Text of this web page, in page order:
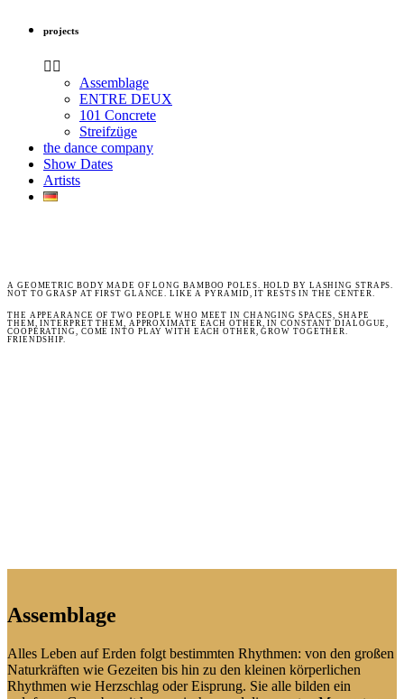
projects
Assemblage
ENTRE DEUX
101 Concrete
Streifzüge
the dance company
Show Dates
Artists
A GEOMETRIC BODY MADE OF LONG BAMBOO POLES. HOLD BY LASHING STRAPS.
NOT TO GRASP AT FIRST GLANCE. LIKE A PYRAMID, IT RESTS IN THE CENTER.
THE APPEARANCE OF TWO PEOPLE WHO MEET IN CHANGING SPACES, SHAPE
THEM, INTERPRET THEM, APPROXIMATE EACH OTHER, IN CONSTANT DIALOGUE,
COOPERATING, COME INTO PLAY WITH EACH OTHER, GROW TOGETHER.
FRIENDSHIP.
Assemblage
Alles Leben auf Erden folgt bestimmten Rhythmen: von den großen
Naturkräften wie Gezeiten bis hin zu den kleinen körperlichen
Rhythmen wie Herzschlag oder Eisprung. Sie alle bilden ein